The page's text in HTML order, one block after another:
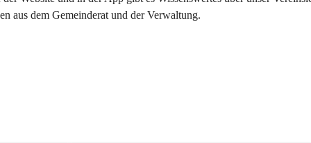
aus dem Gemeinderat und der Verwaltung.